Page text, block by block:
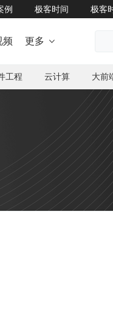
例 极客时间 极客
频 更多 
工程 云计算 大前